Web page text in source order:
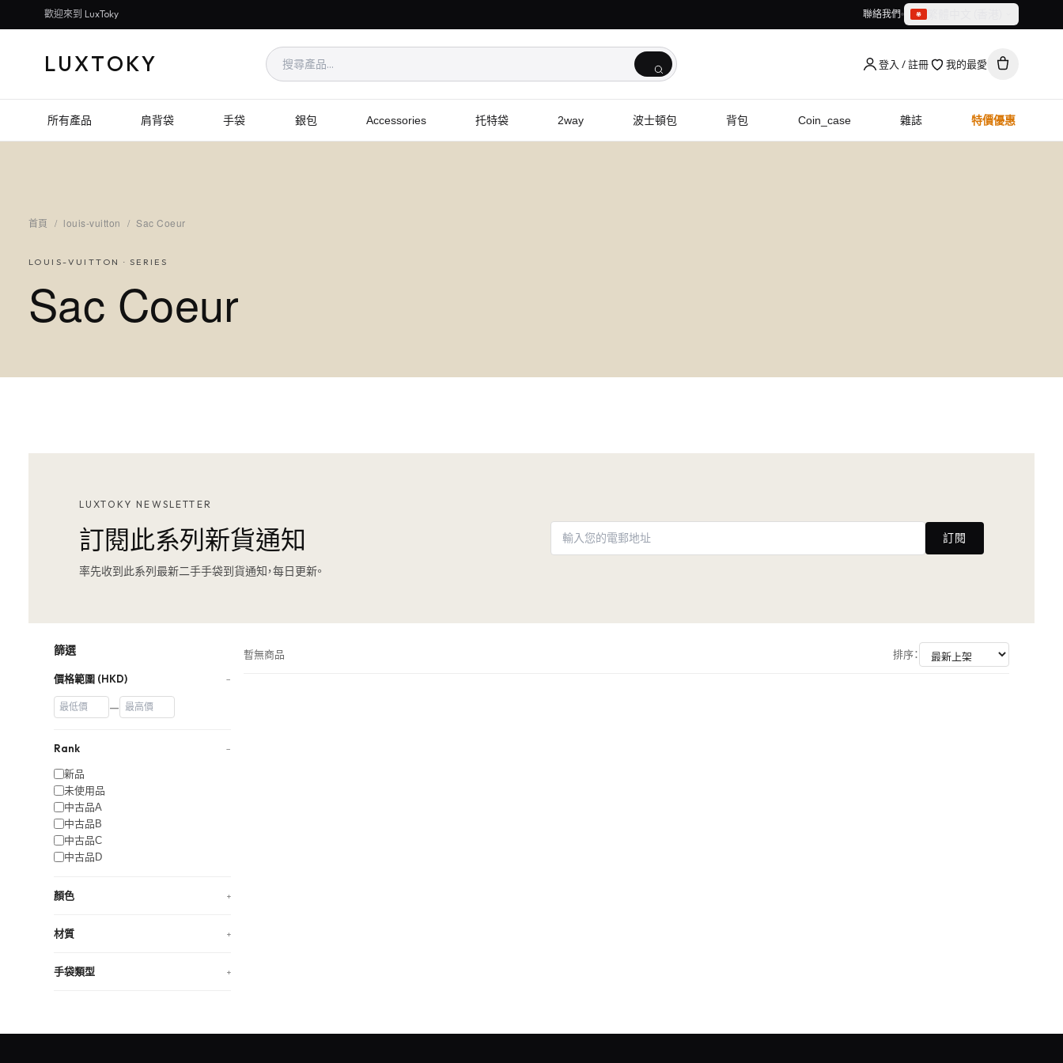
歡迎來到 LuxToky 聯絡我們
繁體中文（香港）
LUXTOKY 登入 / 註冊 我的最愛
所有產品 肩背袋 手袋 銀包 Accessories 托特袋 2way 波士頓包 背包 Coin_case 雜誌 特價優惠
首頁 / louis-vuitton / Sac Coeur
LOUIS-VUITTON · SERIES
Sac Coeur
LUXTOKY NEWSLETTER
訂閱此系列新貨通知
率先收到此系列最新二手手袋到貨通知，每日更新。
訂閱
篩選
價格範圍 (HKD) −
—
Rank −
新品
未使用品
中古品A
中古品B
中古品C
中古品D
顏色 +
材質 +
手袋類型 +
暫無商品 排序：